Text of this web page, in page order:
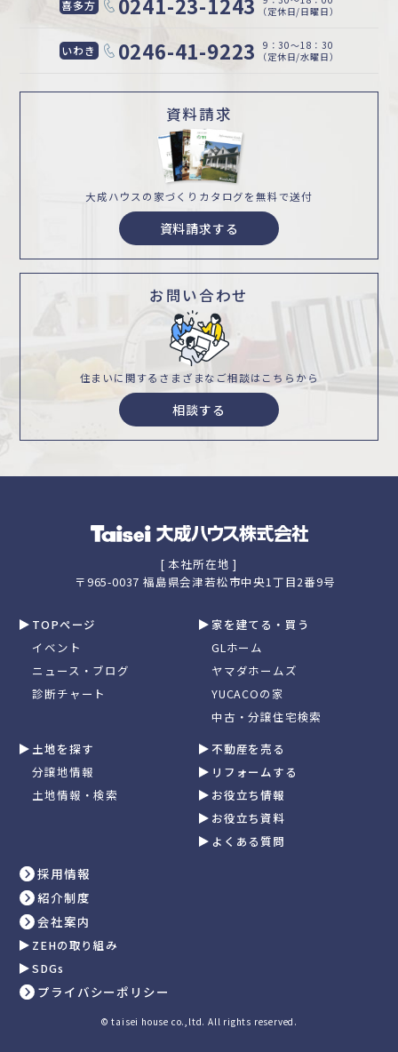
喜多方
（定休日/日曜日）
いわき 0246-41-9223
9：30〜18：30
（定休日/水曜日）
資料請求
大成ハウスの家づくり カタログを無料で送付
資料請求する
お問い合わせ
住まいに関するさまざまな ご相談はこちらから
相談する
[ 本社所在地 ]
〒965-0037 福島県会津若松市中央1丁目2番9号
TOPページ
イベント
ニュース・ブログ
診断チャート
家を建てる・買う
GLホーム
ヤマダホームズ
YUCACOの家
中古・分譲住宅検索
土地を探す
分譲地情報
土地情報・検索
不動産を売る
リフォームする
お役立ち情報
お役立ち資料
よくある質問
採用情報
紹介制度
会社案内
ZEHの取り組み
SDGs
プライバシーポリシー
© taisei house co.,ltd. All rights reserved.